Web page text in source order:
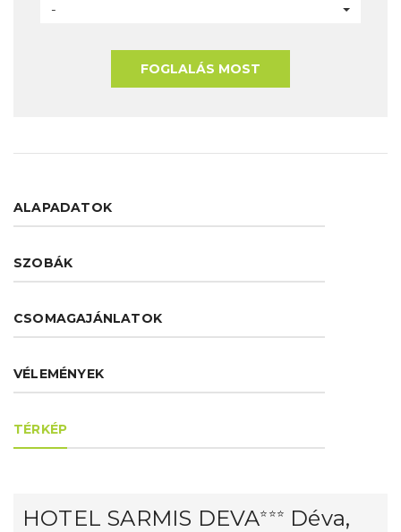
-
FOGLALÁS MOST
ALAPADATOK
SZOBÁK
CSOMAGAJÁNLATOK
VÉLEMÉNYEK
TÉRKÉP
HOTEL SARMIS DEVA⭐⭐⭐
Déva,